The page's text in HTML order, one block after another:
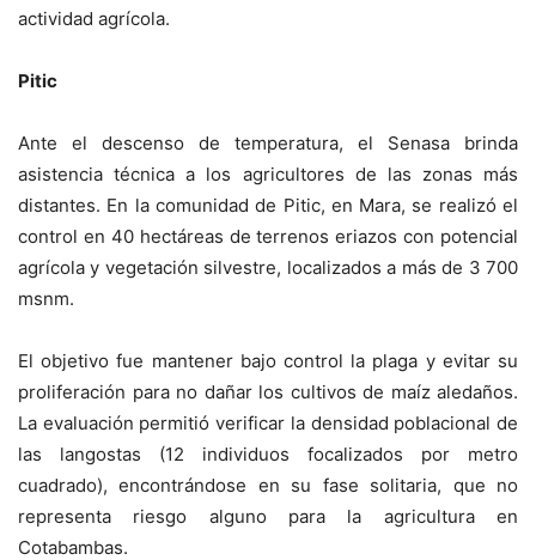
actividad agrícola.
Pitic
Ante el descenso de temperatura, el Senasa brinda
asistencia técnica a los agricultores de las zonas más
distantes. En la comunidad de Pitic, en Mara, se realizó el
control en 40 hectáreas de terrenos eriazos con potencial
agrícola y vegetación silvestre, localizados a más de 3 700
msnm.
El objetivo fue mantener bajo control la plaga y evitar su
proliferación para no dañar los cultivos de maíz aledaños.
La evaluación permitió verificar la densidad poblacional de
las langostas (12 individuos focalizados por metro
cuadrado), encontrándose en su fase solitaria, que no
representa riesgo alguno para la agricultura en
Cotabambas.